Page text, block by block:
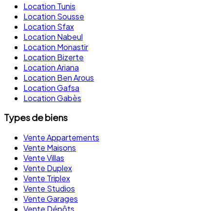
Location Tunis
Location Sousse
Location Sfax
Location Nabeul
Location Monastir
Location Bizerte
Location Ariana
Location Ben Arous
Location Gafsa
Location Gabès
Types de biens
Vente Appartements
Vente Maisons
Vente Villas
Vente Duplex
Vente Triplex
Vente Studios
Vente Garages
Vente Dépôts